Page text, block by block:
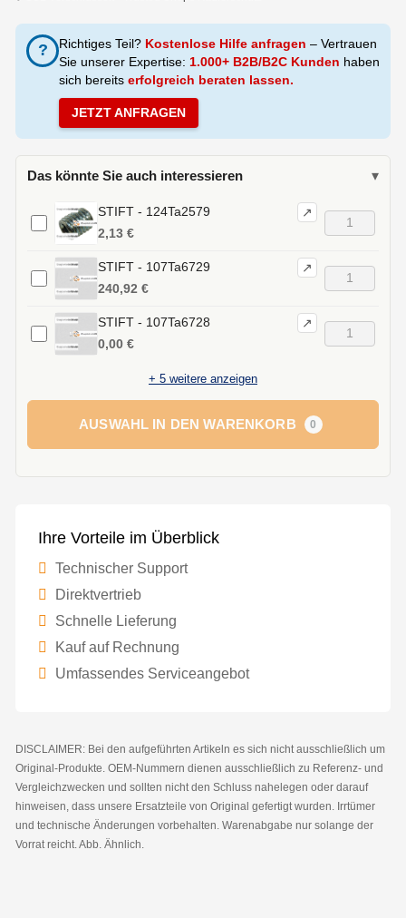
? Richtiges Teil? Kostenlose Hilfe anfragen – Vertrauen
Sie unserer Expertise: 1.000+ B2B/B2C Kunden haben
sich bereits erfolgreich beraten lassen.
JETZT ANFRAGEN
Das könnte Sie auch interessieren ▾
STIFT - 124Ta2579 ↗
2,13 €
STIFT - 107Ta6729 ↗
240,92 €
STIFT - 107Ta6728 ↗
0,00 €
+ 5 weitere anzeigen
AUSWAHL IN DEN WARENKORB 0
Ihre Vorteile im Überblick
Technischer Support
Direktvertrieb
Schnelle Lieferung
Kauf auf Rechnung
Umfassendes Serviceangebot
DISCLAIMER: Bei den aufgeführten Artikeln es sich nicht ausschließlich um
Original-Produkte. OEM-Nummern dienen ausschließlich zu Referenz- und
Vergleichzwecken und sollten nicht den Schluss nahelegen oder darauf
hinweisen, dass unsere Ersatzteile von Original gefertigt wurden. Irrtümer
und technische Änderungen vorbehalten. Warenabgabe nur solange der
Vorrat reicht. Abb. Ähnlich.